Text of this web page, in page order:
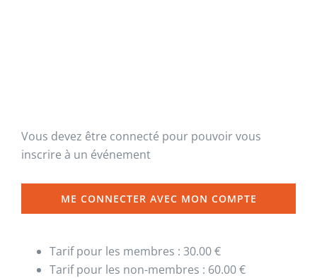
Vous devez être connecté pour pouvoir vous
inscrire à un événement
ME CONNECTER AVEC MON COMPTE
Tarif pour les membres : 30.00 €
Tarif pour les non-membres : 60.00 €